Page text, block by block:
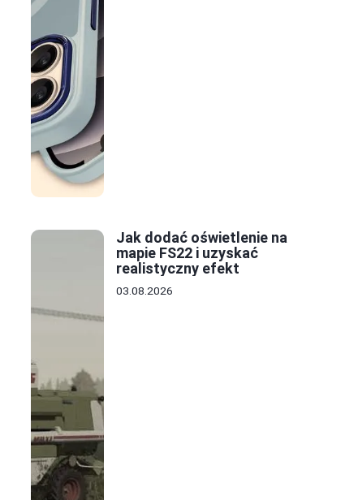
Jak dodać oświetlenie na
mapie FS22 i uzyskać
realistyczny efekt
03.08.2026